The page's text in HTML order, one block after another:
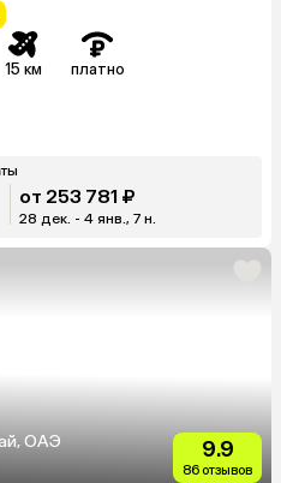
15 км платно
от 253 781 ₽
28 дек. - 4 янв., 7 н.
ОАЭ 9.9
86 отзывов